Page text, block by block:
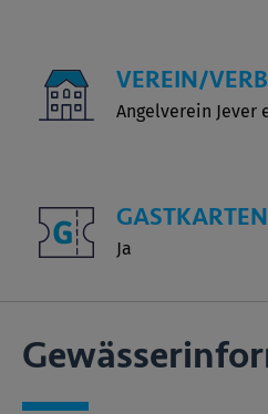
VEREIN/
Angelverein Jever
Ja